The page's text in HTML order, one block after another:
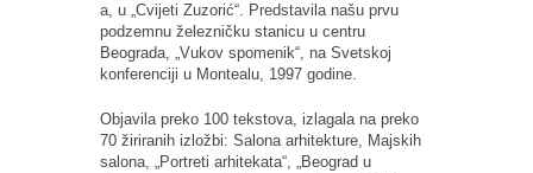
a, u „Cvijeti Zuzorić“. Predstavila našu prvu
podzemnu železničku stanicu u centru
Beograda, „Vukov spomenik“, na Svetskoj
konferenciji u Montealu, 1997 godine.
Objavila preko 100 tekstova, izlagala na preko
70 žiriranih izložbi: Salona arhitekture, Majskih
salona, „Portreti arhitekata“, „Beograd u